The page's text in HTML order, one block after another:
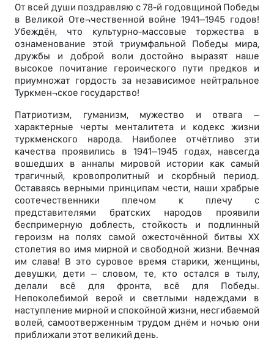
От всей души поздравляю с 78-й годовщиной Победы
в Великой Оте¬чественной войне 1941–1945 годов!
Убеждён, что культурно-массовые торжества в
ознаменование этой триумфальной Победы мира,
дружбы и доброй воли достойно выразят наше
высокое почитание героического пути предков и
приумножат гордость за независимое нейтральное
Туркмен¬ское государство!
Патриотизм, гуманизм, мужество и отвага –
характерные черты менталитета и кодекс жизни
туркменского народа. Наиболее отчётливо эти
качества проявились в 1941–1945 годах, навсегда
вошедших в анналы мировой истории как самый
трагичный, кровопролитный и скорбный период.
Оставаясь верными принципам чести, наши храбрые
соотечественники плечом к плечу с
представителями братских народов проявили
беспримерную доблесть, стойкость и подлинный
героизм на полях самой ожесточённой битвы XX
столетия во имя мирной и свободной жизни. Вечная
им слава! В это суровое время старики, женщины,
девушки, дети – словом, те, кто остался в тылу,
делали всё для фронта, всё для Победы.
Непоколебимой верой и светлыми надеждами в
наступление мирной и спокойной жизни, несгибаемой
волей, самоотверженным трудом днём и ночью они
приближали этот великий день.